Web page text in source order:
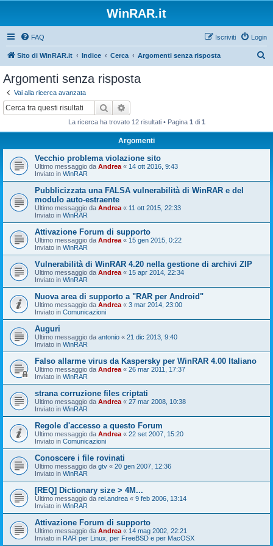
WinRAR.it
FAQ Login
Iscriviti
Sito di WinRAR.it Indice Cerca Argomenti senza risposta
Argomenti senza risposta
Vai alla ricerca avanzata
Cerca
La ricerca ha trovato 12 risultati • Pagina 1 di 1
Argomenti
Vecchio problema violazione sito
Ultimo messaggio da Andrea « 14 ott 2016, 9:43
Inviato in WinRAR
Pubblicizzata una FALSA vulnerabilità di WinRAR e del
modulo auto-estraente
Ultimo messaggio da Andrea « 11 ott 2015, 22:33
Inviato in WinRAR
Attivazione Forum di supporto
Ultimo messaggio da Andrea « 15 gen 2015, 0:22
Inviato in WinRAR
Vulnerabilità di WinRAR 4.20 nella gestione di archivi ZIP
Ultimo messaggio da Andrea « 15 apr 2014, 22:34
Inviato in WinRAR
Nuova area di supporto a "RAR per Android"
Ultimo messaggio da Andrea « 3 mar 2014, 23:00
Inviato in Comunicazioni
Auguri
Ultimo messaggio da antonio « 21 dic 2013, 9:40
Inviato in WinRAR
Falso allarme virus da Kaspersky per WinRAR 4.00 Italiano
Ultimo messaggio da Andrea « 26 mar 2011, 17:37
Inviato in WinRAR
strana corruzione files criptati
Ultimo messaggio da Andrea « 27 mar 2008, 10:38
Inviato in WinRAR
Regole d'accesso a questo Forum
Ultimo messaggio da Andrea « 22 set 2007, 15:20
Inviato in Comunicazioni
Conoscere i file rovinati
Ultimo messaggio da gtv « 20 gen 2007, 12:36
Inviato in WinRAR
[REQ] Dictionary size > 4M...
Ultimo messaggio da rei.andrea « 9 feb 2006, 13:14
Inviato in WinRAR
Attivazione Forum di supporto
Ultimo messaggio da Andrea « 14 mag 2002, 22:21
Inviato in RAR per Linux, per FreeBSD e per MacOSX